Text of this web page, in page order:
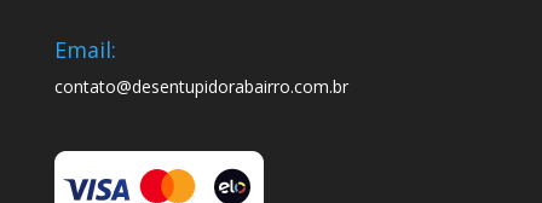
Email:
contato@desentupidorabairro.com.br